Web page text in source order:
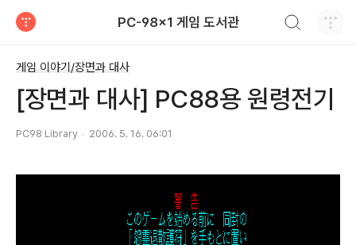
PC-98x1 게임 도서관
게임 이야기/장면과 대사
[장면과 대사] PC88용 원령전기
PC98 Library 2006. 5. 16. 06:01